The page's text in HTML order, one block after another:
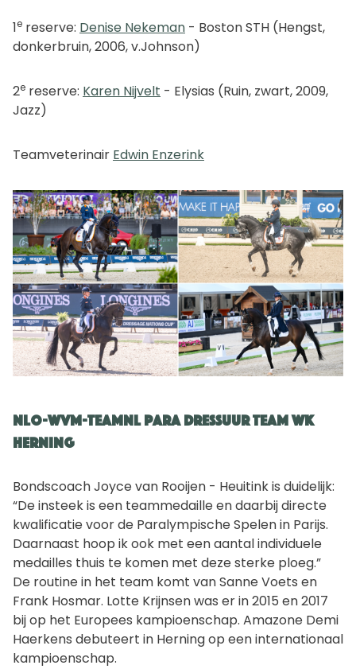
1e reserve: Denise Nekeman - Boston STH (Hengst,
donkerbruin, 2006, v.Johnson)
2e reserve: Karen Nijvelt - Elysias (Ruin, zwart, 2009,
Jazz)
Teamveterinair Edwin Enzerink
NLO-WVM-TeamNL Para Dressuur Team WK
Herning
Bondscoach Joyce van Rooijen - Heuitink is duidelijk:
“De insteek is een teammedaille en daarbij directe
kwalificatie voor de Paralympische Spelen in Parijs.
Daarnaast hoop ik ook met een aantal individuele
medailles thuis te komen met deze sterke ploeg.”
De routine in het team komt van Sanne Voets en
Frank Hosmar. Lotte Krijnsen was er in 2015 en 2017
bij op het Europees kampioenschap. Amazone Demi
Haerkens debuteert in Herning op een internationaal
kampioenschap.